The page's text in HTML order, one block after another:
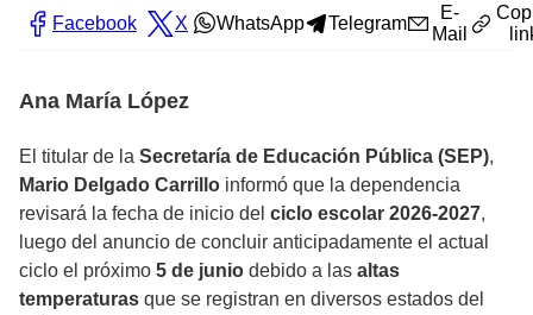
Facebook X WhatsApp Telegram
E-
Mail
Ana María López
El titular de la Secretaría de Educación Pública (SEP),
Mario Delgado Carrillo informó que la dependencia
revisará la fecha de inicio del ciclo escolar 2026-2027,
luego del anuncio de concluir anticipadamente el actual
ciclo el próximo 5 de junio debido a las altas
temperaturas que se registran en diversos estados del